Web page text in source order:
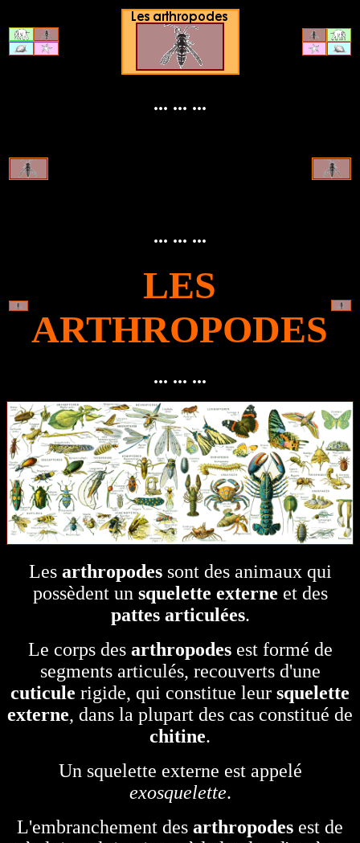
... ... ...
... ... ...
LES
ARTHROPODES
... ... ...
Les arthropodessont des animaux qui
possèdent un squelette externe et des
pattes articulées.
Le corps des arthropodesest formé de
segments articulés, recouverts d'une
cuticule rigide, qui constitue leur squelette
externe, dans la plupart des cas constitué de
chitine.
Un squelette externe est appelé
exosquelette.
L'embranchement des arthropodes est de